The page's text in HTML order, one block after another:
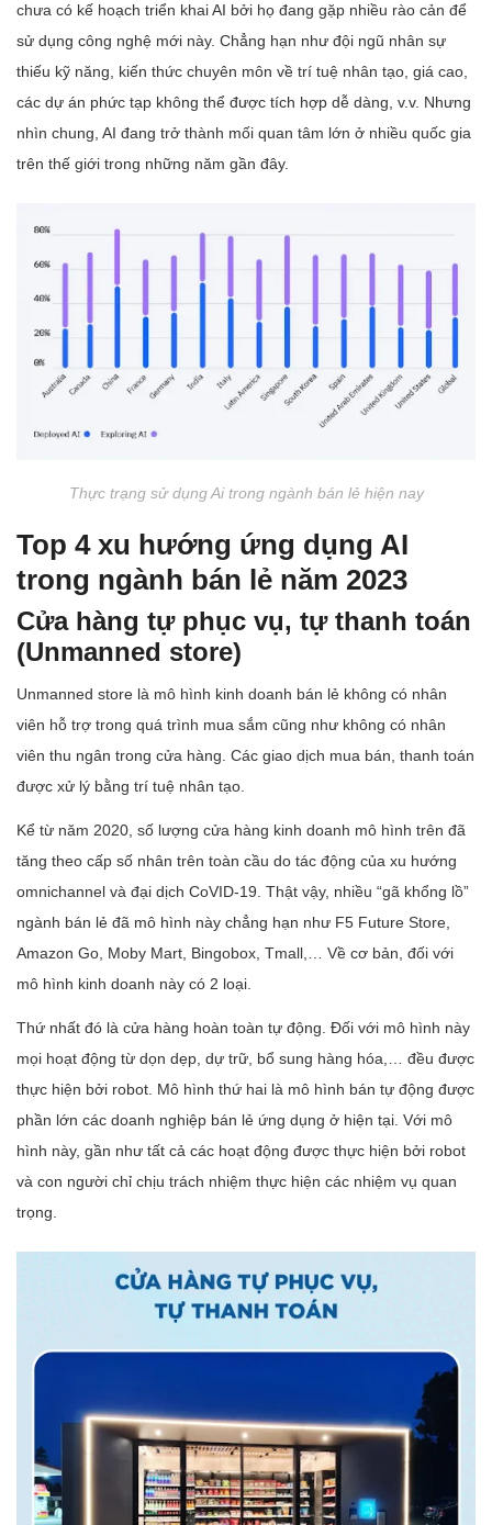
chưa có kế hoạch triển khai AI bởi họ đang gặp nhiều rào cản để
sử dụng công nghệ mới này. Chẳng hạn như đội ngũ nhân sự
thiếu kỹ năng, kiến thức chuyên môn về trí tuệ nhân tạo, giá cao,
các dự án phức tạp không thể được tích hợp dễ dàng, v.v. Nhưng
nhìn chung, AI đang trở thành mối quan tâm lớn ở nhiều quốc gia
trên thế giới trong những năm gần đây.
Thực trạng sử dụng Ai trong ngành bán lẻ hiện nay
Top 4 xu hướng ứng dụng AI
trong ngành bán lẻ năm 2023
Cửa hàng tự phục vụ, tự thanh toán
(Unmanned store)
Unmanned store là mô hình kinh doanh bán lẻ không có nhân
viên hỗ trợ trong quá trình mua sắm cũng như không có nhân
viên thu ngân trong cửa hàng. Các giao dịch mua bán, thanh toán
được xử lý bằng trí tuệ nhân tạo.
Kể từ năm 2020, số lượng cửa hàng kinh doanh mô hình trên đã
tăng theo cấp số nhân trên toàn cầu do tác động của xu hướng
omnichannel và đại dịch CoVID-19. Thật vậy, nhiều “gã khổng lồ”
ngành bán lẻ đã mô hình này chẳng hạn như F5 Future Store,
Amazon Go, Moby Mart, Bingobox, Tmall,… Về cơ bản, đối với
mô hình kinh doanh này có 2 loại.
Thứ nhất đó là cửa hàng hoàn toàn tự động. Đối với mô hình này
mọi hoạt động từ dọn dẹp, dự trữ, bổ sung hàng hóa,… đều được
thực hiện bởi robot. Mô hình thứ hai là mô hình bán tự động được
phần lớn các doanh nghiệp bán lẻ ứng dụng ở hiện tại. Với mô
hình này, gần như tất cả các hoạt động được thực hiện bởi robot
và con người chỉ chịu trách nhiệm thực hiện các nhiệm vụ quan
trọng.